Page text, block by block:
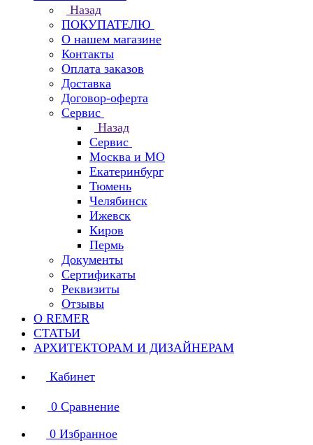
Назад
ПОКУПАТЕЛЮ
О нашем магазине
Контакты
Оплата заказов
Доставка
Договор-оферта
Сервис
Назад
Сервис
Москва и МО
Екатеринбург
Тюмень
Челябинск
Ижевск
Киров
Пермь
Документы
Сертификаты
Реквизиты
Отзывы
О REMER
СТАТЬИ
АРХИТЕКТОРАМ И ДИЗАЙНЕРАМ
Кабинет
0 Сравнение
0 Избранное